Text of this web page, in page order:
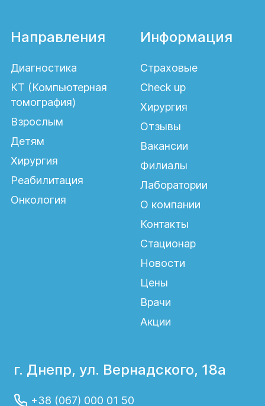
Направления
Диагностика
КТ (Компьютерная
томография)
Взрослым
Детям
Хирургия
Реабилитация
Онкология
Информация
Страховые
Check up
Хирургия
Отзывы
Вакансии
Филиалы
Лаборатории
О компании
Контакты
Стационар
Новости
Цены
Врачи
Акции
г. Днепр, ул. Вернадского, 18а
+38 (067) 000 01 50